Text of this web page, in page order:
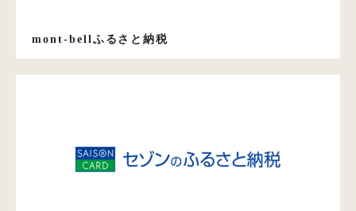
mont-bellふるさと納税